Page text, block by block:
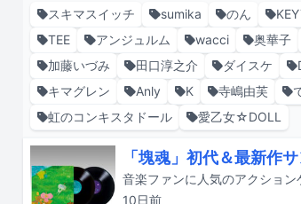
スキマスイッチ sumika のん
TEE
アンジュルム wacci 奥華子
加藤いづみ
田口淳之介 ダイスケ
キマグレン
Anly K 寺嶋由芙
虹のコンキスタドール
愛乙女☆DOLL
「塊魂」初代＆最新作
10日前